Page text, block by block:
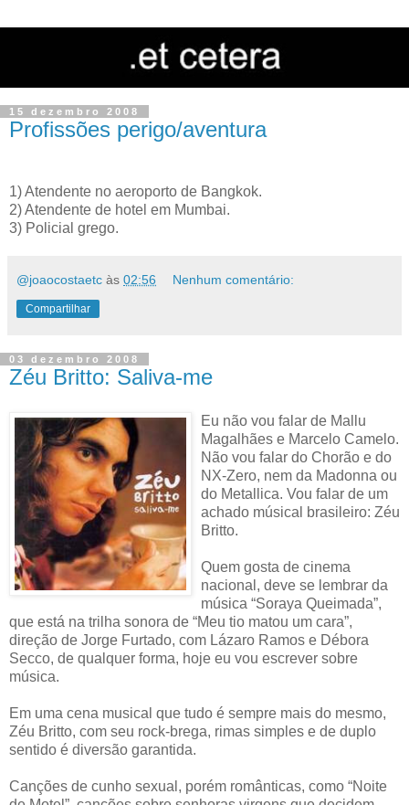
15 dezembro 2008
Profissões perigo/aventura
1) Atendente no aeroporto de Bangkok.
2) Atendente de hotel em Mumbai.
3) Policial grego.
@joaocostaetc às 02:56 Nenhum comentário:
Compartilhar
03 dezembro 2008
Zéu Britto: Saliva-me
Eu não vou falar de Mallu
Magalhães e Marcelo Camelo.
Não vou falar do Chorão e do
NX-Zero, nem da Madonna ou
do Metallica. Vou falar de um
achado músical brasileiro: Zéu
Britto.
Quem gosta de cinema
nacional, deve se lembrar da
música “Soraya Queimada”,
que está na trilha sonora de “Meu tio matou um cara”,
direção de Jorge Furtado, com Lázaro Ramos e Débora
Secco, de qualquer forma, hoje eu vou escrever sobre
música.
Em uma cena musical que tudo é sempre mais do mesmo,
Zéu Britto, com seu rock-brega, rimas simples e de duplo
sentido é diversão garantida.
Canções de cunho sexual, porém românticas, como “Noite